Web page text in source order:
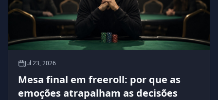
Jul 23, 2026
Mesa final em freeroll: por que as
emoções atrapalham as decisões